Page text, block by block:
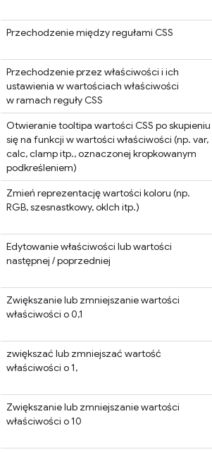
Przechodzenie między regułami CSS
Przechodzenie przez właściwości i ich
ustawienia w wartościach właściwości
w ramach reguły CSS
Otwieranie tooltipa wartości CSS po skupieniu
się na funkcji w wartości właściwości (np. var,
calc, clamp itp., oznaczonej kropkowanym
podkreśleniem)
Zmień reprezentację wartości koloru (np.
RGB, szesnastkowy, oklch itp.)
Edytowanie właściwości lub wartości
następnej / poprzedniej
Zwiększanie lub zmniejszanie wartości
właściwości o 0,1
zwiększać lub zmniejszać wartość
właściwości o 1,
Zwiększanie lub zmniejszanie wartości
właściwości o 10